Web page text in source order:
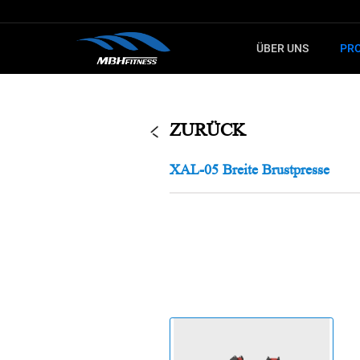
ÜBER UNS
LERNEN SIE
ZURÜCK
XAL-05 Breite Brustpresse